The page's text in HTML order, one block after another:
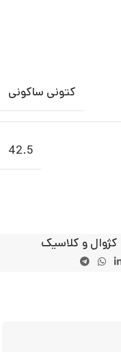
کتونی ساکونی
42.5
کژوال و کلاسیک